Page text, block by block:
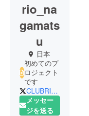
rio_na
gamats
u
日本
初めてのプ
ロジェクト
です
CLUBRIOSAGA1
メッセー
ジを送る